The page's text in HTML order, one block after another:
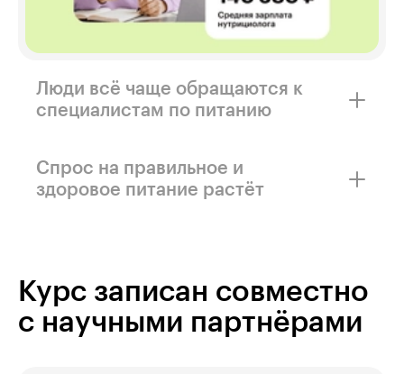
Люди всё чаще обращаются к
специалистам по питанию
специалистов по питанию в «СберЗдоровье»
вырослов 1,4 раза
Спрос на правильное и
здоровое питание растёт
Курс записан совместно
с научными партнёрами